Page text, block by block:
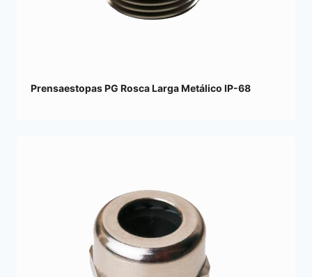
Prensaestopas PG Rosca Larga Metálico IP-68